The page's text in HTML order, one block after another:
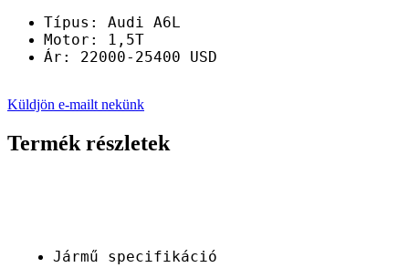
Típus: Audi A6L
Motor: 1,5T
Ár: 22000-25400 USD
Küldjön e-mailt nekünk
Termék részletek
Jármű specifikáció